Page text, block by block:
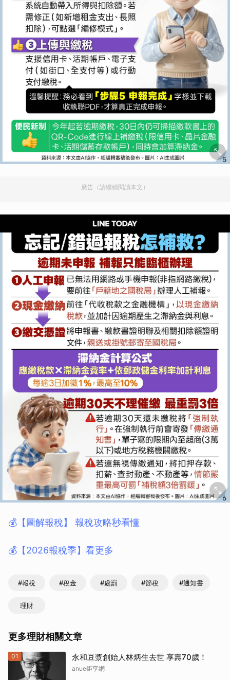
廣告（請繼續閱讀本文）
💰【圖解報稅】 報稅攻略秒看懂
💰【2026報稅季】看更多
#報稅 #稅金 #處罰 #節稅 #通知書
理財
更多理財相關文章
01 永和豆漿創始人林炳生去世 享壽70歲！
anue鉅亨網